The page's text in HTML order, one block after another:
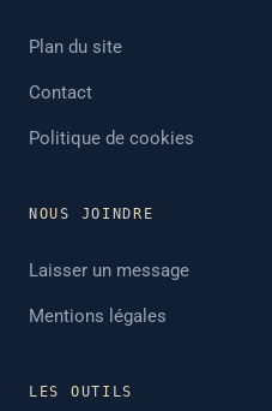
Plan du site
Contact
Politique de cookies
NOUS JOINDRE
Laisser un message
Mentions légales
LES OUTILS